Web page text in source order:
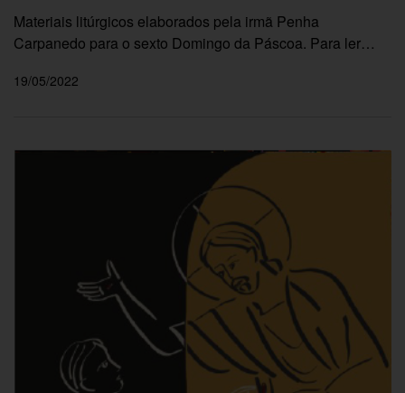
Materiais litúrgicos elaborados pela irmã Penha
Carpanedo para o sexto Domingo da Páscoa. Para ler…
19/05/2022